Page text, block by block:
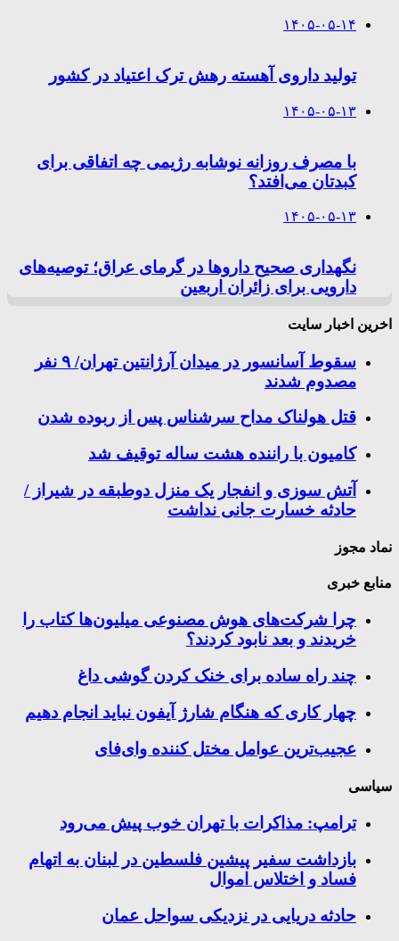
۱۴۰۵-۰۵-۱۴
تولید داروی آهسته رهش ترک اعتیاد در کشور
۱۴۰۵-۰۵-۱۳
با مصرف روزانه نوشابه رژیمی چه اتفاقی برای
کبدتان می‌افتد؟
۱۴۰۵-۰۵-۱۳
نگهداری صحیح داروها در گرمای عراق؛ توصیه‌های
دارویی برای زائران اربعین
اخرین اخبار سایت
سقوط آسانسور در میدان آرژانتین تهران/ ۹ نفر
مصدوم شدند
قتل هولناک مداح سرشناس پس از ربوده شدن
کامیون با راننده هشت ساله توقیف شد
آتش سوزی و انفجار یک منزل دوطبقه در شیراز /
حادثه خسارت جانی نداشت
نماد مجوز
منابع خبری
چرا شرکت‌های هوش مصنوعی میلیون‌ها کتاب را
خریدند و بعد نابود کردند؟
چند راه‌ ساده برای خنک کردن گوشی داغ
چهار کاری که هنگام شارژ آیفون نباید انجام دهیم
عجیب‌ترین عوامل مختل کننده وای‌فای
سیاسی
ترامپ: مذاکرات با تهران خوب پیش می‌رود
بازداشت سفیر پیشین فلسطین در لبنان به اتهام
فساد و اختلاس اموال
حادثه دریایی در نزدیکی سواحل عمان